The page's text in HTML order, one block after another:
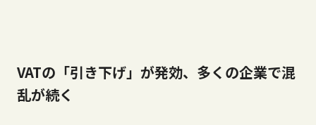
VATの「引き下げ」が発効、多くの企業で混
乱が続く